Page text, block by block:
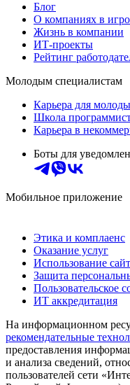
Блог
О компаниях в
Жизнь в компании
ИТ-проекты
Рейтинг
Молодым специалистам
Карьера для
Школа
Карьера в
Боты для
Мобильное приложение
Этика и комплаенс
Оказание услуг
Использование
Защита
Пользовательское
ИТ аккредитация
На информационном
рекомендательные
предоставления
и анализа сведений,
пользователей сети